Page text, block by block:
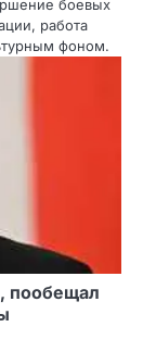
боевых
работа
фоном.
пообещал